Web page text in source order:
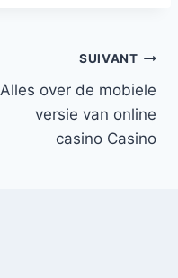
SUIVANT
Alles over de mobiele
versie van online
casino Casino